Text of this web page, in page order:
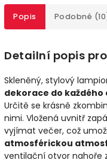
Popis Podobné
Detailní popis
Skleněný, stylový
dekorace do
Určitě se krásně
nimi. Vložená uvnitř
vyjímat večer, což
atmosférickou
ventilační otvor nahoře